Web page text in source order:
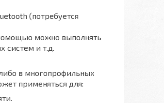
(потребуется
можно выполнять
систем и т.д.
в многопрофильных
применяться для: